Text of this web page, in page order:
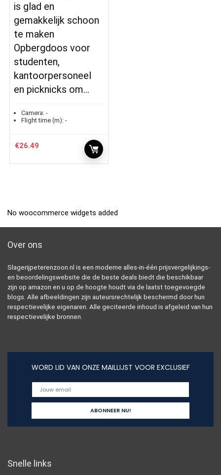
is glad en
gemakkelijk schoon
te maken
Opbergdoos voor
studenten,
kantoorpersoneel
en picknicks om…
Camera: -
Flight time (m): -
€26.49
No woocommerce widgets added
Over ons
Slagerijpeterenzoon.nl is een moderne alles-in-één prijsvergelijkings-
en beoordelingswebsite die de beste deals biedt die beschikbaar
zijn op amazon en u op de hoogte houdt via de laatst toegevoegde
blogs. Alle afbeeldingen zijn auteursrechtelijk beschermd door hun
respectievelijke eigenaren. Alle geciteerde inhoud is afgeleid van hun
respectievelijke bronnen.
WORD LID VAN ONZE MAILLIJST VOOR EXCLUSIEF
Snelle links